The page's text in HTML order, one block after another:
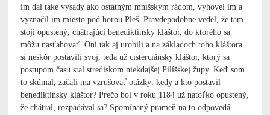
im dal také výsady ako ostatným mníšskym rádom, vyhovel im a
vyznačil im miesto pod horou Pleš. Pravdepodobne vedel, že tam
stojí opustený, chátrajúci benediktínsky kláštor, do ktorého sa
môžu nasťahovať. Oni tak aj urobili a na základoch toho kláštora
si neskôr postavili svoj, teda už cisterciánsky kláštor, ktorý sa
postupom času stal strediskom niekdajšej Pilíšskej župy. Keď som
to skúmal, začali ma vzrušovať otázky: kedy a kto postavil
benediktínsky kláštor? Prečo bol v roku 1184 už natoľko opustený,
že chátral, rozpadával sa? Spomínaný prameň na to odpovedá